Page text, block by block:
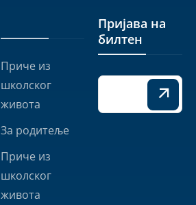
Приче из
школског
живота
За родитеље
Приче из
школског
живота
Пријава на
билтен